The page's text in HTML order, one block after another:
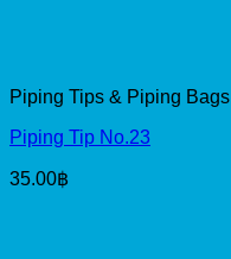
Piping Tips & Piping Bags
Piping Tip No.23
35.00฿